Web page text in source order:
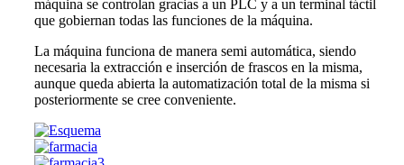
máquina se controlan gracias a un PLC y a un terminal táctil
que gobiernan todas las funciones de la máquina.
La máquina funciona de manera semi automática, siendo
necesaria la extracción e inserción de frascos en la misma,
aunque queda abierta la automatización total de la misma si
posteriormente se cree conveniente.